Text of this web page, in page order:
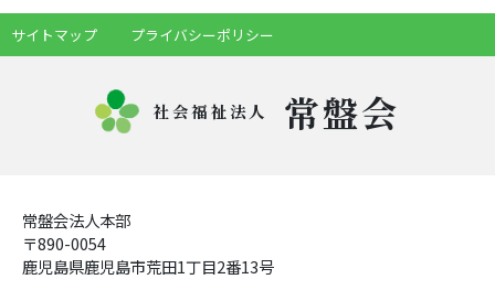
サイトマップ プライバシーポリシー
社会福祉法人 常盤会
常盤会法人本部
〒890-0054
鹿児島県鹿児島市荒田1丁目2番13号